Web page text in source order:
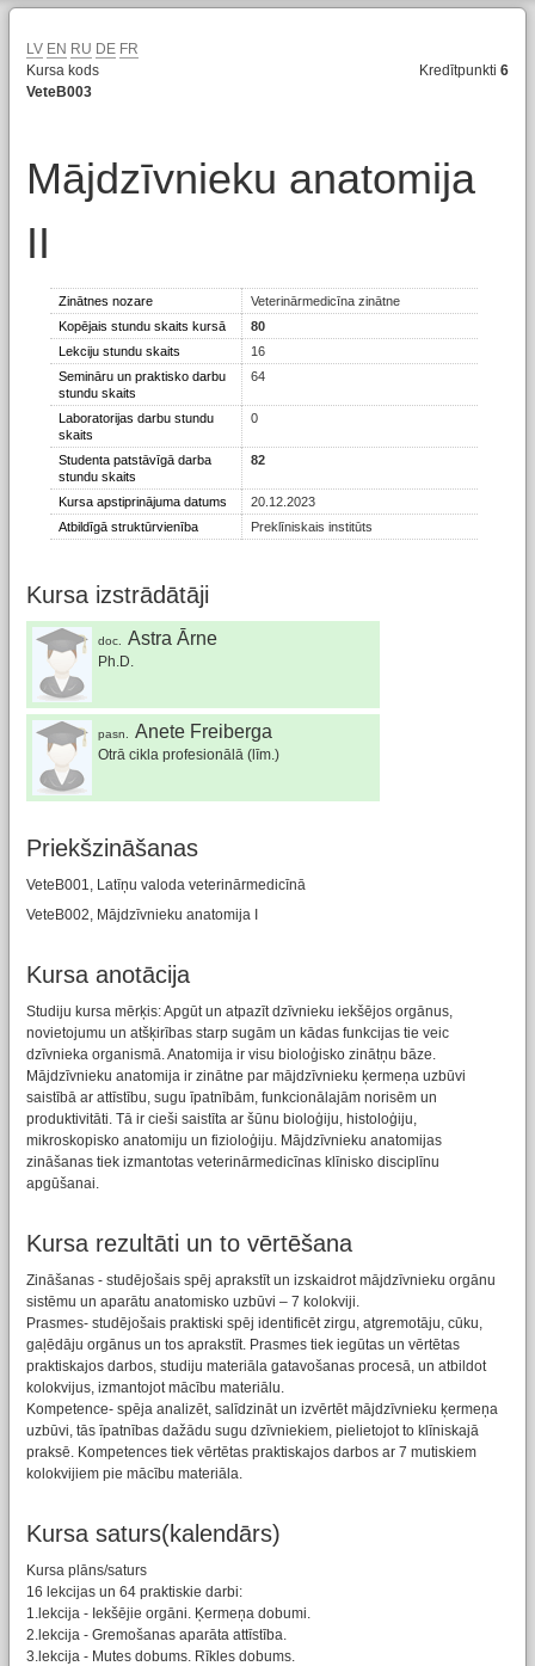
LV EN RU DE FR
Kursa kods
VeteB003
Kredītpunkti6
Mājdzīvnieku anatomija
II
Zinātnes nozare
Veterinārmedicīna zinātne
Kopējais stundu skaits kursā
80
Lekciju stundu skaits
16
Semināru un praktisko darbu
stundu skaits
64
Laboratorijas darbu stundu
skaits
0
Studenta patstāvīgā darba
stundu skaits
82
Kursa apstiprinājuma datums
20.12.2023
Atbildīgā struktūrvienība
Preklīniskais institūts
Kursa izstrādātāji
doc. Astra Ārne
Ph.D.
pasn. Anete Freiberga
Otrā cikla profesionālā (līm.)
Priekšzināšanas
VeteB001, Latīņu valoda veterinārmedicīnā
VeteB002, Mājdzīvnieku anatomija I
Kursa anotācija
Studiju kursa mērķis: Apgūt un atpazīt dzīvnieku iekšējos orgānus,
novietojumu un atšķirības starp sugām un kādas funkcijas tie veic
dzīvnieka organismā. Anatomija ir visu bioloģisko zinātņu bāze.
Mājdzīvnieku anatomija ir zinātne par mājdzīvnieku ķermeņa uzbūvi
saistībā ar attīstību, sugu īpatnībām, funkcionālajām norisēm un
produktivitāti. Tā ir cieši saistīta ar šūnu bioloģiju, histoloģiju,
mikroskopisko anatomiju un fizioloģiju. Mājdzīvnieku anatomijas
zināšanas tiek izmantotas veterinārmedicīnas klīnisko disciplīnu
apgūšanai.
Kursa rezultāti un to vērtēšana
Zināšanas - studējošais spēj aprakstīt un izskaidrot mājdzīvnieku orgānu
sistēmu un aparātu anatomisko uzbūvi – 7 kolokviji.
Prasmes- studējošais praktiski spēj identificēt zirgu, atgremotāju, cūku,
gaļēdāju orgānus un tos aprakstīt. Prasmes tiek iegūtas un vērtētas
praktiskajos darbos, studiju materiāla gatavošanas procesā, un atbildot
kolokvijus, izmantojot mācību materiālu.
Kompetence- spēja analizēt, salīdzināt un izvērtēt mājdzīvnieku ķermeņa
uzbūvi, tās īpatnības dažādu sugu dzīvniekiem, pielietojot to klīniskajā
praksē. Kompetences tiek vērtētas praktiskajos darbos ar 7 mutiskiem
kolokvijiem pie mācību materiāla.
Kursa saturs(kalendārs)
Kursa plāns/saturs
16 lekcijas un 64 praktiskie darbi:
1.lekcija - Iekšējie orgāni. Ķermeņa dobumi.
2.lekcija - Gremošanas aparāta attīstība.
3.lekcija - Mutes dobums. Rīkles dobums.